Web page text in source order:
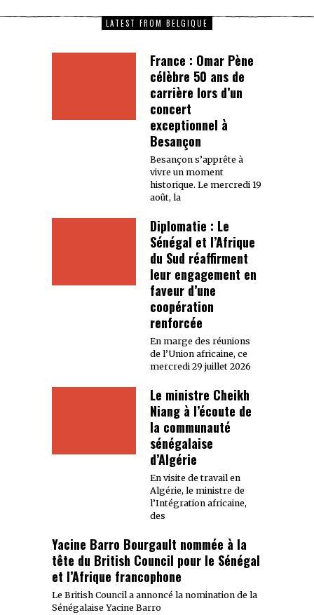
LATEST FROM BELGIQUE
France : Omar Pène
célèbre 50 ans de
carrière lors d’un
concert
exceptionnel à
Besançon
Besançon s’apprête à
vivre un moment
historique. Le mercredi 19
août, la
Diplomatie : Le
Sénégal et l’Afrique
du Sud réaffirment
leur engagement en
faveur d’une
coopération
renforcée
En marge des réunions
de l’Union africaine, ce
mercredi 29 juillet 2026
Le ministre Cheikh
Niang à l’écoute de
la communauté
sénégalaise
d’Algérie
En visite de travail en
Algérie, le ministre de
l’Intégration africaine,
des
Yacine Barro Bourgault nommée à la
tête du British Council pour le Sénégal
et l’Afrique francophone
Le British Council a annoncé la nomination de la
Sénégalaise Yacine Barro